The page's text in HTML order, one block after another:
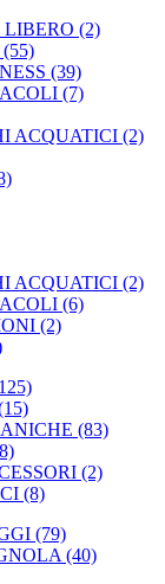
LIBERO (2)
(55)
(39)
(7)
ACQUATICI (2)
ACQUATICI (2)
(6)
(2)
(83)
(2)
(8)
(79)
(40)